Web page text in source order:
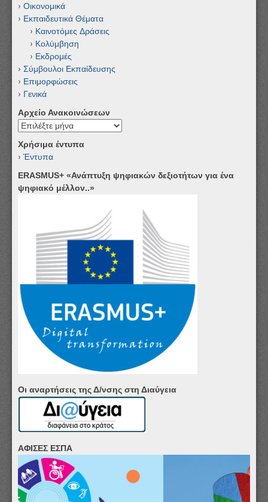
Οικονομικά
Εκπαιδευτικά Θέματα
Καινοτόμες Δράσεις
Κολύμβηση
Εκδρομές
Σύμβουλοι Εκπαίδευσης
Επιμορφώσεις
Γενικά
Αρχείο Ανακοινώσεων
Αρχείο
Χρήσιμα έντυπα
Έντυπα
ERASMUS+ «Ανάπτυξη ψηφιακών δεξιοτήτων για ένα
ψηφιακό μέλλον..»
Οι αναρτήσεις της Δ/νσης στη Διαύγεια
ΑΦΙΣΕΣ ΕΣΠΑ